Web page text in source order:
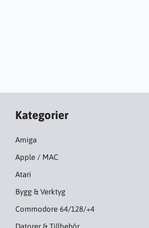
Kategorier
Amiga
Apple / MAC
Atari
Bygg & Verktyg
Commodore 64/128/+4
Datorer & Tillbehör